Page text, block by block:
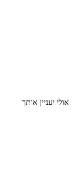
אולי יעניין אותך